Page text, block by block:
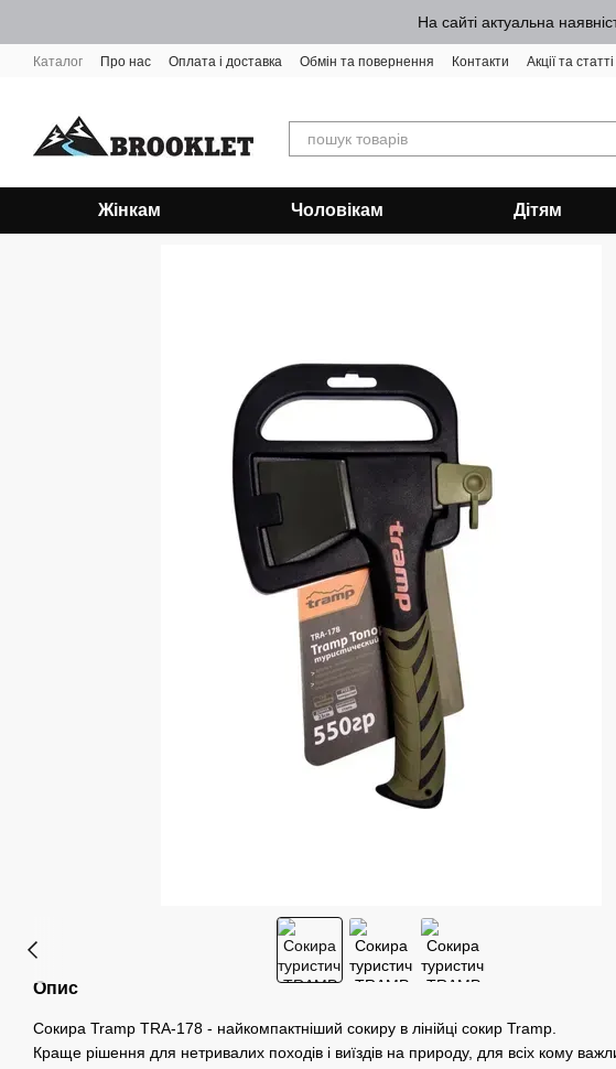
На сайті актуальна
Каталог Про нас Оплата і доставка Обмін та повернення Контакти Акції та статті
Жінкам Чоловікам Дітям
Опис
Сокира Tramp TRA-178 - найкомпактніший сокиру в лінійці сокир Tramp.
Краще рішення для нетривалих походів і виїздів на природу, для всіх кому